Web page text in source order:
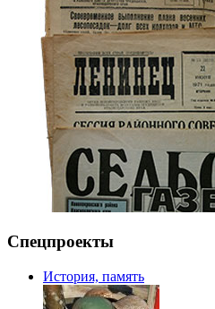
Спецпроекты
История, память